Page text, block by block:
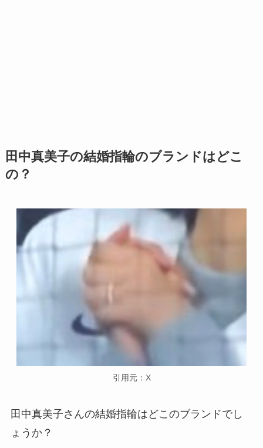
田中真美子の結婚指輪のブランドはどこ
の？
引用元：X
田中真美子さんの結婚指輪はどこのブランドでし
ょうか？